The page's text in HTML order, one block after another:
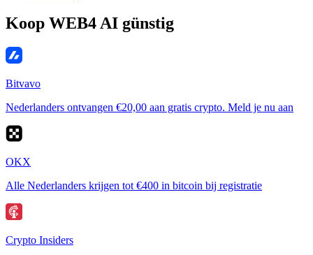
Koop WEB4 AI günstig
Bitvavo
Nederlanders ontvangen €20,00 aan gratis crypto. Meld je nu aan
OKX
Alle Nederlanders krijgen tot €400 in bitcoin bij registratie
Crypto Insiders